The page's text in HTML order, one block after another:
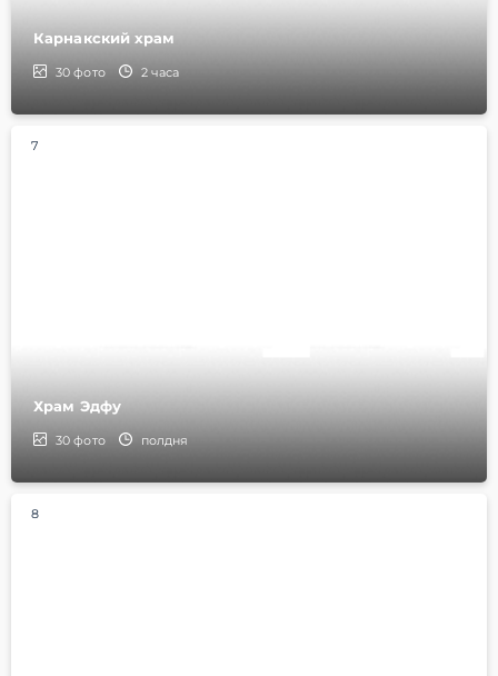
Карнакский храм
30 фото 2 часа
7
Храм Эдфу
30 фото полдня
8